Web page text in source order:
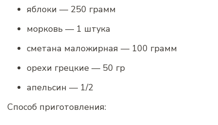
яблоки — 250 грамм
морковь — 1 штука
сметана маложирная — 100 грамм
орехи грецкие — 50 гр
апельсин — 1/2
Способ приготовления: